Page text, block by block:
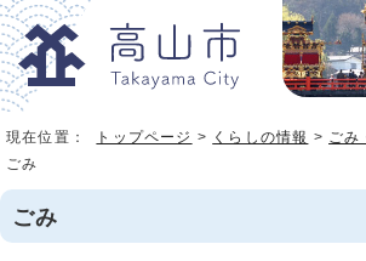
現在位置： トップページ > くらしの情報 > ごみ
ごみ
ごみ